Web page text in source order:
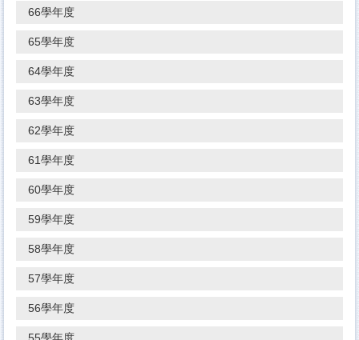
66學年度
65學年度
64學年度
63學年度
62學年度
61學年度
60學年度
59學年度
58學年度
57學年度
56學年度